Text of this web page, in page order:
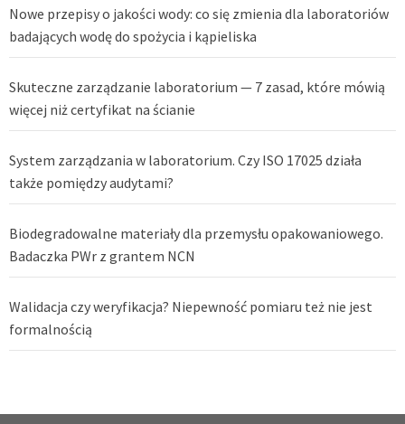
Nowe przepisy o jakości wody: co się zmienia dla laboratoriów
badających wodę do spożycia i kąpieliska
Skuteczne zarządzanie laboratorium — 7 zasad, które mówią
więcej niż certyfikat na ścianie
System zarządzania w laboratorium. Czy ISO 17025 działa
także pomiędzy audytami?
Biodegradowalne materiały dla przemysłu opakowaniowego.
Badaczka PWr z grantem NCN
Walidacja czy weryfikacja? Niepewność pomiaru też nie jest
formalnością